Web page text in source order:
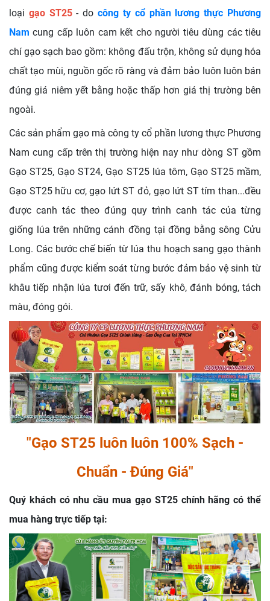
loại gạo ST25- do công ty cổ phần lương thực Phương
Nam cung cấp luôn cam kết cho người tiêu dùng các tiêu
chí gạo sạch bao gồm: không đấu trộn, không sử dụng hóa
chất tạo mùi, nguồn gốc rõ ràng và đảm bảo luôn luôn bán
đúng giá niêm yết bằng hoặc thấp hơn giá thị trường bên
ngoài.
Các sản phẩm gạo mà công ty cổ phần lương thực Phương
Nam cung cấp trên thị trường hiện nay như dòng ST gồm
Gạo ST25, Gạo ST24, Gạo ST25 lúa tôm, Gạo ST25 mầm,
Gạo ST25 hữu cơ, gạo lứt ST đỏ, gạo lứt ST tím than...đều
được canh tác theo đúng quy trình canh tác của từng
giống lúa trên những cánh đồng tại đồng bằng sông Cửu
Long. Các bước chế biến từ lúa thu hoạch sang gạo thành
phẩm cũng được kiểm soát từng bước đảm bảo vệ sinh từ
khâu tiếp nhận lúa tươi đến trữ, sấy khô, đánh bóng, tách
màu, đóng gói.
"Gạo ST25 luôn luôn 100% Sạch -
Chuẩn - Đúng Giá"
Quý khách có nhu cầu mua gạo ST25 chính hãng có thể
mua hàng trực tiếp tại: